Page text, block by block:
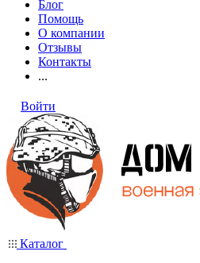
Блог
Помощь
О компании
Отзывы
Контакты
...
Войти
Каталог